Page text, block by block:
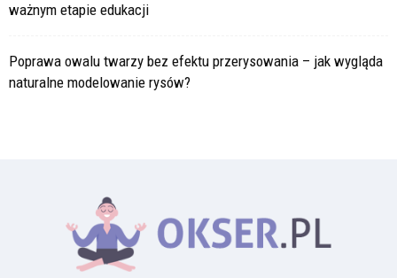
ważnym etapie edukacji
Poprawa owalu twarzy bez efektu przerysowania – jak wygląda
naturalne modelowanie rysów?